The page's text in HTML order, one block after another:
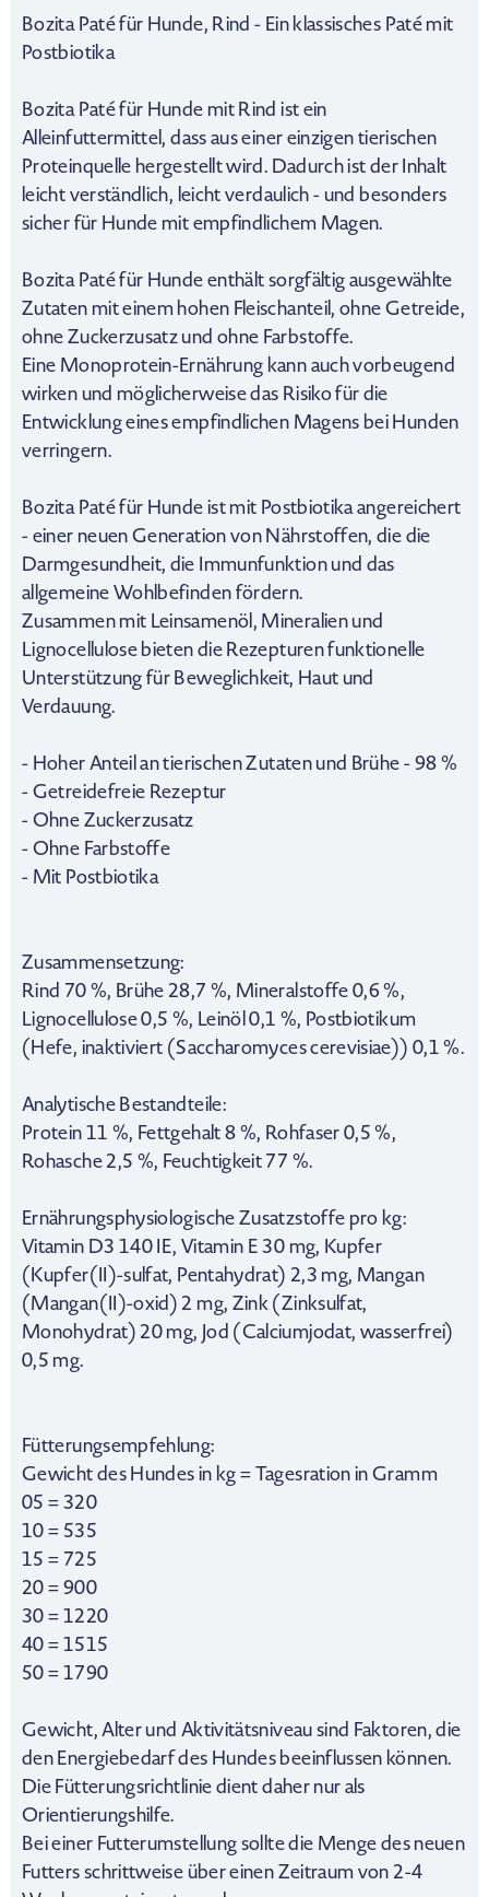
Bozita Paté für Hunde, Rind - Ein klassisches Paté mit
Postbiotika
Bozita Paté für Hunde mit Rind ist ein
Alleinfuttermittel, dass aus einer einzigen tierischen
Proteinquelle hergestellt wird. Dadurch ist der Inhalt
leicht verständlich, leicht verdaulich - und besonders
sicher für Hunde mit empfindlichem Magen.
Bozita Paté für Hunde enthält sorgfältig ausgewählte
Zutaten mit einem hohen Fleischanteil, ohne Getreide,
ohne Zuckerzusatz und ohne Farbstoffe.
Eine Monoprotein-Ernährung kann auch vorbeugend
wirken und möglicherweise das Risiko für die
Entwicklung eines empfindlichen Magens bei Hunden
verringern.
Bozita Paté für Hunde ist mit Postbiotika angereichert
- einer neuen Generation von Nährstoffen, die die
Darmgesundheit, die Immunfunktion und das
allgemeine Wohlbefinden fördern.
Zusammen mit Leinsamenöl, Mineralien und
Lignocellulose bieten die Rezepturen funktionelle
Unterstützung für Beweglichkeit, Haut und
Verdauung.
- Hoher Anteil an tierischen Zutaten und Brühe - 98 %
- Getreidefreie Rezeptur
- Ohne Zuckerzusatz
- Ohne Farbstoffe
- Mit Postbiotika
Zusammensetzung:
Rind 70 %, Brühe 28,7 %, Mineralstoffe 0,6 %,
Lignocellulose 0,5 %, Leinöl 0,1 %, Postbiotikum
(Hefe, inaktiviert (Saccharomyces cerevisiae)) 0,1 %.
Analytische Bestandteile:
Protein 11 %, Fettgehalt 8 %, Rohfaser 0,5 %,
Rohasche 2,5 %, Feuchtigkeit 77 %.
Ernährungsphysiologische Zusatzstoffe pro kg:
Vitamin D3 140 IE, Vitamin E 30 mg, Kupfer
(Kupfer(II)-sulfat, Pentahydrat) 2,3 mg, Mangan
(Mangan(II)-oxid) 2 mg, Zink (Zinksulfat,
Monohydrat) 20 mg, Jod (Calciumjodat, wasserfrei)
0,5 mg.
Fütterungsempfehlung:
Gewicht des Hundes in kg = Tagesration in Gramm
05 = 320
10 = 535
15 = 725
20 = 900
30 = 1220
40 = 1515
50 = 1790
Gewicht, Alter und Aktivitätsniveau sind Faktoren, die
den Energiebedarf des Hundes beeinflussen können.
Die Fütterungsrichtlinie dient daher nur als
Orientierungshilfe.
Bei einer Futterumstellung sollte die Menge des neuen
Futters schrittweise über einen Zeitraum von 2-4